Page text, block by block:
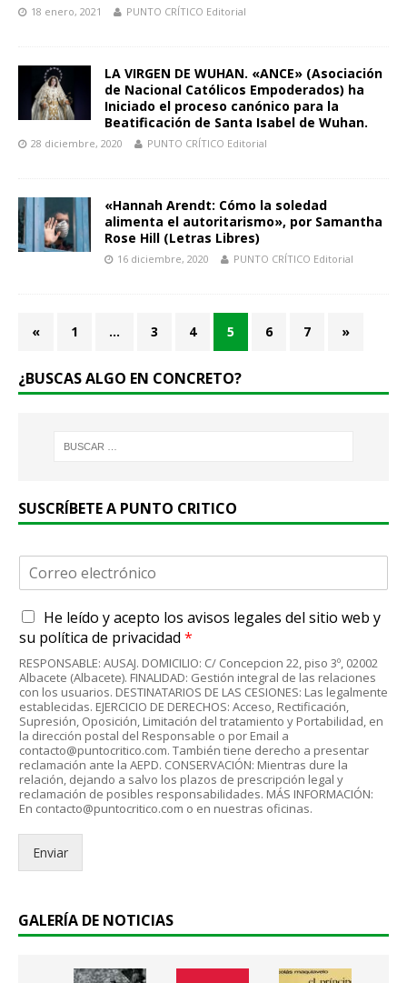
18 enero, 2021 PUNTO CRÍTICO Editorial
LA VIRGEN DE WUHAN. «ANCE» (Asociación
de Nacional Católicos Empoderados) ha
Iniciado el proceso canónico para la
Beatificación de Santa Isabel de Wuhan.
28 diciembre, 2020 PUNTO CRÍTICO Editorial
«Hannah Arendt: Cómo la soledad
alimenta el autoritarismo», por Samantha
Rose Hill (Letras Libres)
16 diciembre, 2020 PUNTO CRÍTICO Editorial
« 1 … 3 4 5 6 7 »
¿BUSCAS ALGO EN CONCRETO?
SUSCRÍBETE A PUNTO CRITICO
r
e
o
e
l
e
c
t
r
ó
n
i
c
.
A
c
e
r
d
o
R
G
P
D
*
He leído y acepto los avisos legales del sitio web y
su política de privacidad *
RESPONSABLE: AUSAJ. DOMICILIO: C/ Concepcion 22, piso 3º, 02002
Albacete (Albacete). FINALIDAD: Gestión integral de las relaciones
con los usuarios. DESTINATARIOS DE LAS CESIONES: Las legalmente
establecidas. EJERCICIO DE DERECHOS: Acceso, Rectificación,
Supresión, Oposición, Limitación del tratamiento y Portabilidad, en
la dirección postal del Responsable o por Email a
contacto@puntocritico.com. También tiene derecho a presentar
reclamación ante la AEPD. CONSERVACIÓN: Mientras dure la
relación, dejando a salvo los plazos de prescripción legal y
reclamación de posibles responsabilidades. MÁS INFORMACIÓN:
En contacto@puntocritico.com o en nuestras oficinas.
Enviar
GALERÍA DE NOTICIAS